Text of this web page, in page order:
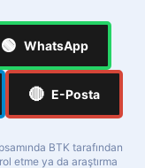
🟢 WhatsApp
🔴 E-Posta
BTK tarafından
etme ya da araştırma